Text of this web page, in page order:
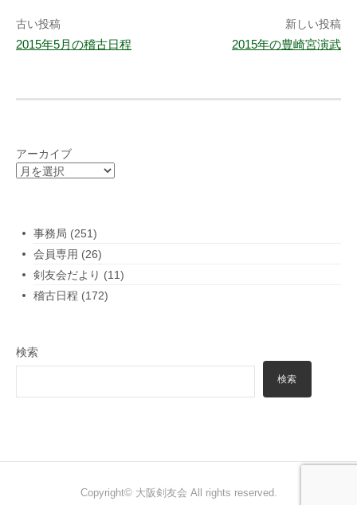
投
稿
ビ
ー
シ
ン
古い投稿
2015年5月の稽古日程
新しい投稿
2015年の豊崎宮演武
アーカイブ
事務局 (251)
会員専用 (26)
剣友会だより (11)
稽古日程 (172)
検索
検索
Copyright© 大阪剣友会 All rights reserved.